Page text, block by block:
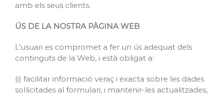
amb els seus clients.
ÚS DE LA NOSTRA PÀGINA WEB
L’usuari es compromet a fer un ús adequat dels
continguts de la Web, i està obligat a:
(i) facilitar informació veraç i exacta sobre les dades
sol·licitades al formulari, i mantenir-les actualitzades,